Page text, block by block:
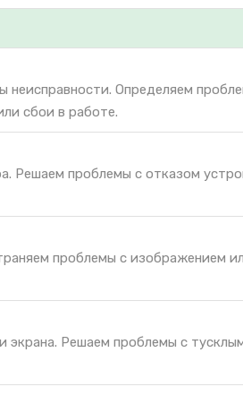
неисправности. Определяем
сбои в работе.
Решаем проблемы с отказом
проблемы с изображением
экрана. Решаем проблемы с